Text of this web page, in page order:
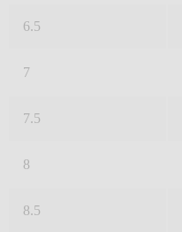
6.5
7
7.5
8
8.5